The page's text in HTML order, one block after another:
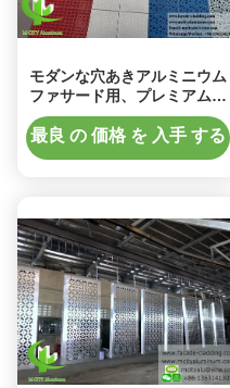
モダンな穴あきアルミニウム
ファサード用、プレミアムカ
スタマイズ可能なデザイン、
粉体塗装3mmアルミニウムウ
最良 の 価格 を 入手 する